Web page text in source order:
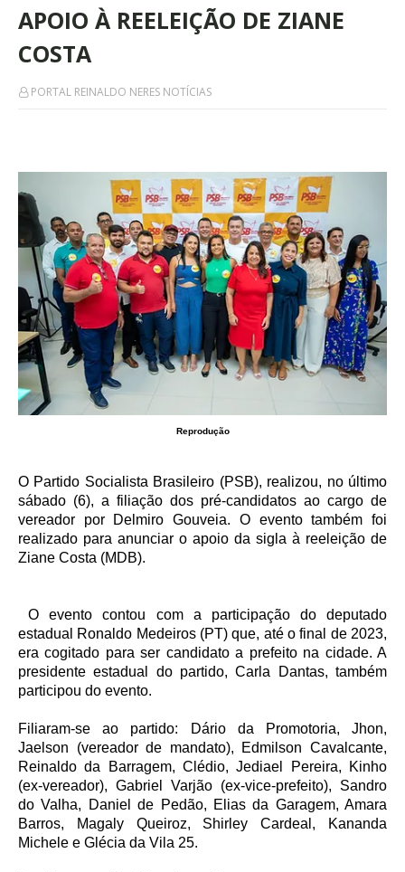
APOIO À REELEIÇÃO DE ZIANE
COSTA
PORTAL REINALDO NERES NOTÍCIAS
Reprodução
O Partido Socialista Brasileiro (PSB), realizou, no último
sábado (6), a filiação dos pré-candidatos ao cargo de
vereador por Delmiro Gouveia. O evento também foi
realizado para anunciar o apoio da sigla à reeleição de
Ziane Costa (MDB).
O evento contou com a participação do deputado
estadual Ronaldo Medeiros (PT) que, até o final de 2023,
era cogitado para ser candidato a prefeito na cidade. A
presidente estadual do partido, Carla Dantas, também
participou do evento.
Filiaram-se ao partido: Dário da Promotoria, Jhon,
Jaelson (vereador de mandato), Edmilson Cavalcante,
Reinaldo da Barragem, Clédio, Jediael Pereira, Kinho
(ex-vereador), Gabriel Varjão (ex-vice-prefeito), Sandro
do Valha, Daniel de Pedão, Elias da Garagem, Amara
Barros, Magaly Queiroz, Shirley Cardeal, Kananda
Michele e Glécia da Vila 25.